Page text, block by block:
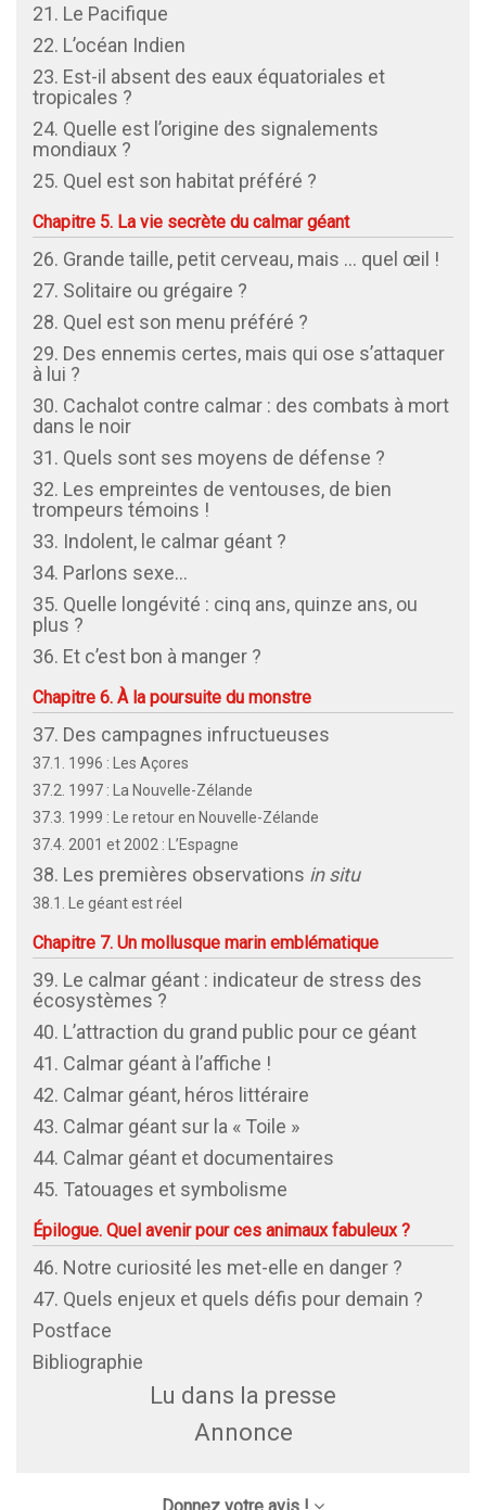
21. Le Pacifique
22. L’océan Indien
23. Est-il absent des eaux équatoriales et
tropicales ?
24. Quelle est l’origine des signalements
mondiaux ?
25. Quel est son habitat préféré ?
Chapitre 5. La vie secrète du calmar géant
26. Grande taille, petit cerveau, mais … quel œil !
27. Solitaire ou grégaire ?
28. Quel est son menu préféré ?
29. Des ennemis certes, mais qui ose s’attaquer
à lui ?
30. Cachalot contre calmar : des combats à mort
dans le noir
31. Quels sont ses moyens de défense ?
32. Les empreintes de ventouses, de bien
trompeurs témoins !
33. Indolent, le calmar géant ?
34. Parlons sexe…
35. Quelle longévité : cinq ans, quinze ans, ou
plus ?
36. Et c’est bon à manger ?
Chapitre 6. À la poursuite du monstre
37. Des campagnes infructueuses
37.1. 1996 : Les Açores
37.2. 1997 : La Nouvelle-Zélande
37.3. 1999 : Le retour en Nouvelle-Zélande
37.4. 2001 et 2002 : L’Espagne
38. Les premières observations in situ
38.1. Le géant est réel
Chapitre 7. Un mollusque marin emblématique
39. Le calmar géant : indicateur de stress des
écosystèmes ?
40. L’attraction du grand public pour ce géant
41. Calmar géant à l’affiche !
42. Calmar géant, héros littéraire
43. Calmar géant sur la « Toile »
44. Calmar géant et documentaires
45. Tatouages et symbolisme
Épilogue. Quel avenir pour ces animaux fabuleux ?
46. Notre curiosité les met-elle en danger ?
47. Quels enjeux et quels défis pour demain ?
Postface
Bibliographie
Lu dans la presse
Annonce